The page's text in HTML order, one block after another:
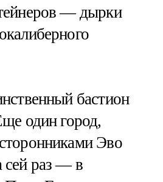
— дырки
бастион
один город,
Эво
сей раз — в